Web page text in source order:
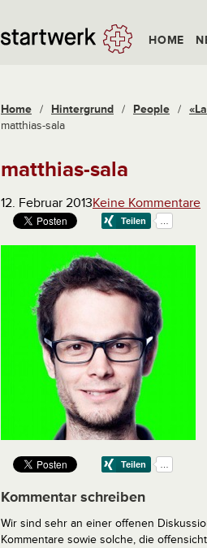
HOME
Home / Hintergrund / People /
matthias-sala
matthias-sala
12. Februar 2013Keine Kommentare
Kommentar schreiben
Wir sind sehr an einer offenen
Kommentare sowie solche, die